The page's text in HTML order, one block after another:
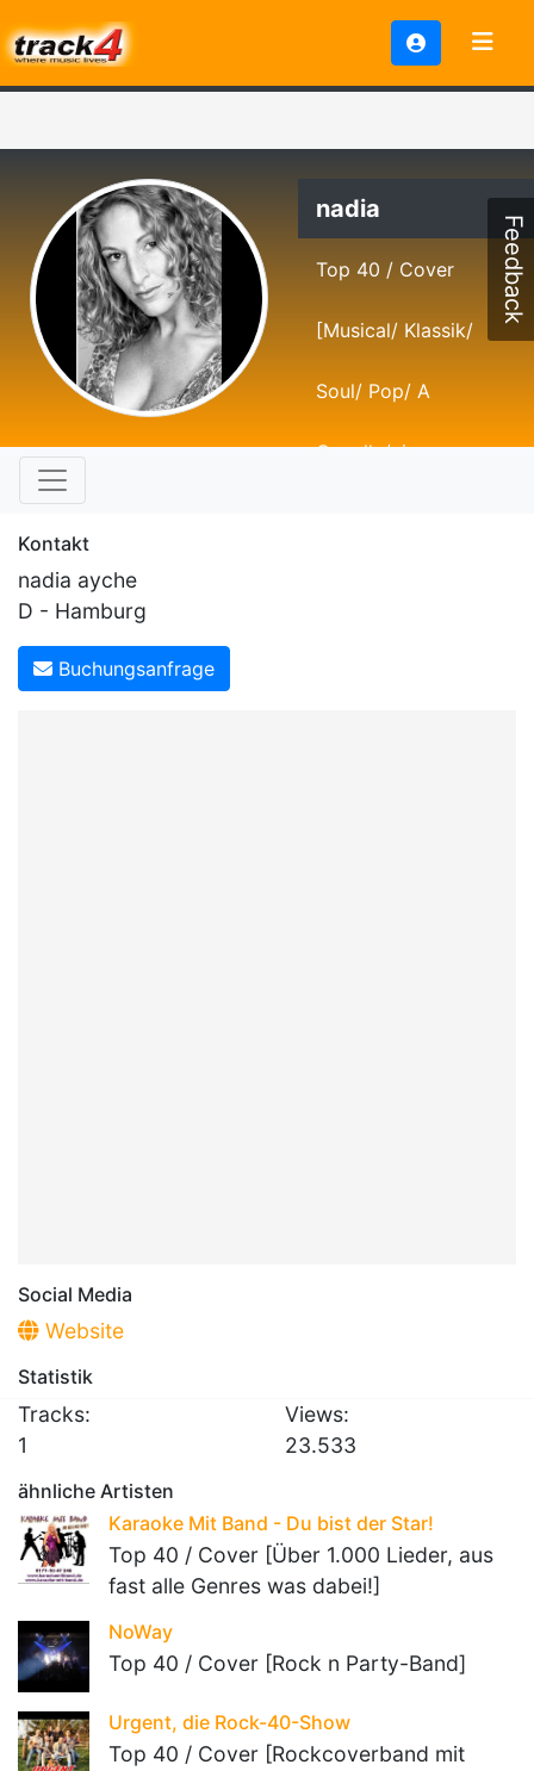
nadia
Top 40 / Cover
[Musical/ Klassik/
Soul/ Pop/ A
Capella/eigene
Kontakt
nadia ayche
D - Hamburg
Buchungsanfrage
Social Media
Website
Statistik
Tracks:
1
Views:
23.533
ähnliche Artisten
Karaoke Mit Band - Du bist der Star!
Top 40 / Cover [Über 1.000 Lieder, aus
fast alle Genres was dabei!]
NoWay
Top 40 / Cover [Rock n Party-Band]
Urgent, die Rock-40-Show
Top 40 / Cover [Rockcoverband mit
Feedback